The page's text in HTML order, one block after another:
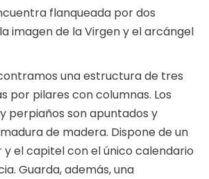
flanqueada por dos
imagen de la Virgen y el arcángel
una estructura de tres
por pilares con columnas. Los
perpiaños son apuntados y
de madera. Dispone de un
el capitel con el único calendario
Guarda, además, una